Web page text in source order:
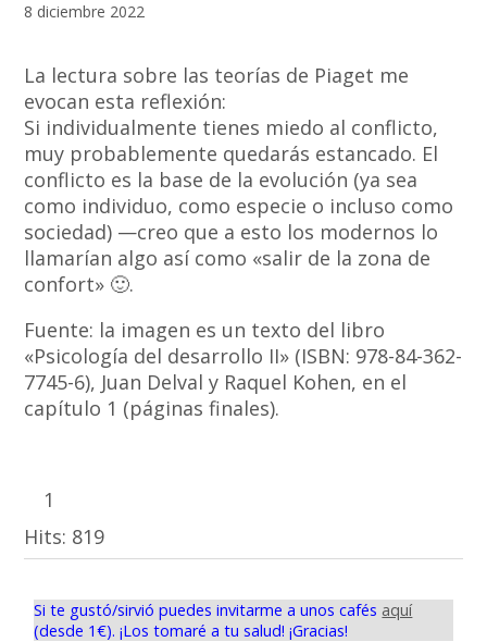
8 diciembre 2022
La lectura sobre las teorías de Piaget me
evocan esta reflexión:
Si individualmente tienes miedo al conflicto,
muy probablemente quedarás estancado. El
conflicto es la base de la evolución (ya sea
como individuo, como especie o incluso como
sociedad) —creo que a esto los modernos lo
llamarían algo así como «salir de la zona de
confort» 🙂.
Fuente: la imagen es un texto del libro
«Psicología del desarrollo II» (ISBN: 978-84-362-
7745-6), Juan Delval y Raquel Kohen, en el
capítulo 1 (páginas finales).
1
Hits: 819
Si te gustó/sirvió puedes invitarme a unos cafés aquí
(desde 1€). ¡Los tomaré a tu salud! ¡Gracias!